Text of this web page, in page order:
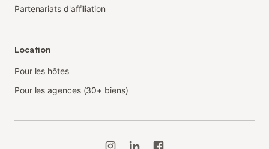
Partenariats d'affiliation
Location
Pour les hôtes
Pour les agences (30+ biens)